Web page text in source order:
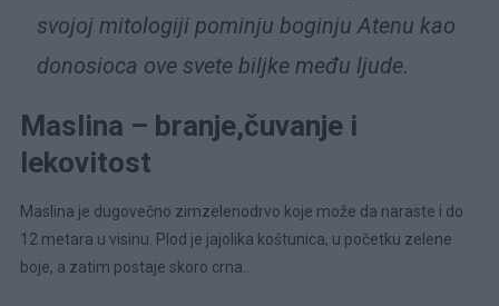
svojoj mitologiji pominju boginju Atenu kao
donosioca ove svete biljke među ljude.
Maslina – branje,čuvanje i
lekovitost
Maslina je dugovečno zimzelenodrvo koje može da naraste i do
12 metara u visinu. Plod je jajolika koštunica, u početku zelene
boje, a zatim postaje skoro crna..